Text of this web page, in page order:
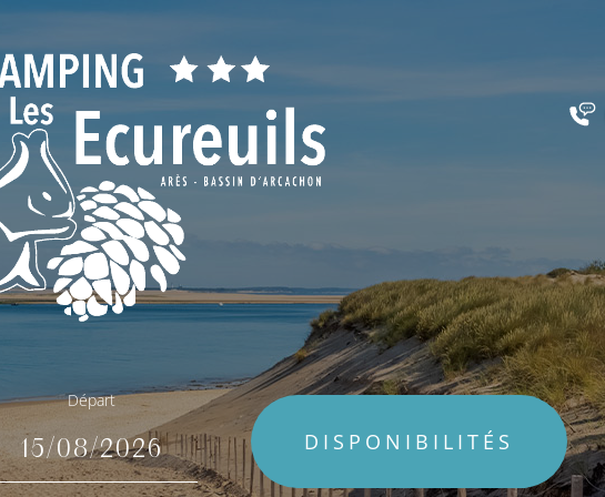
Départ
DISPONIBILITÉS